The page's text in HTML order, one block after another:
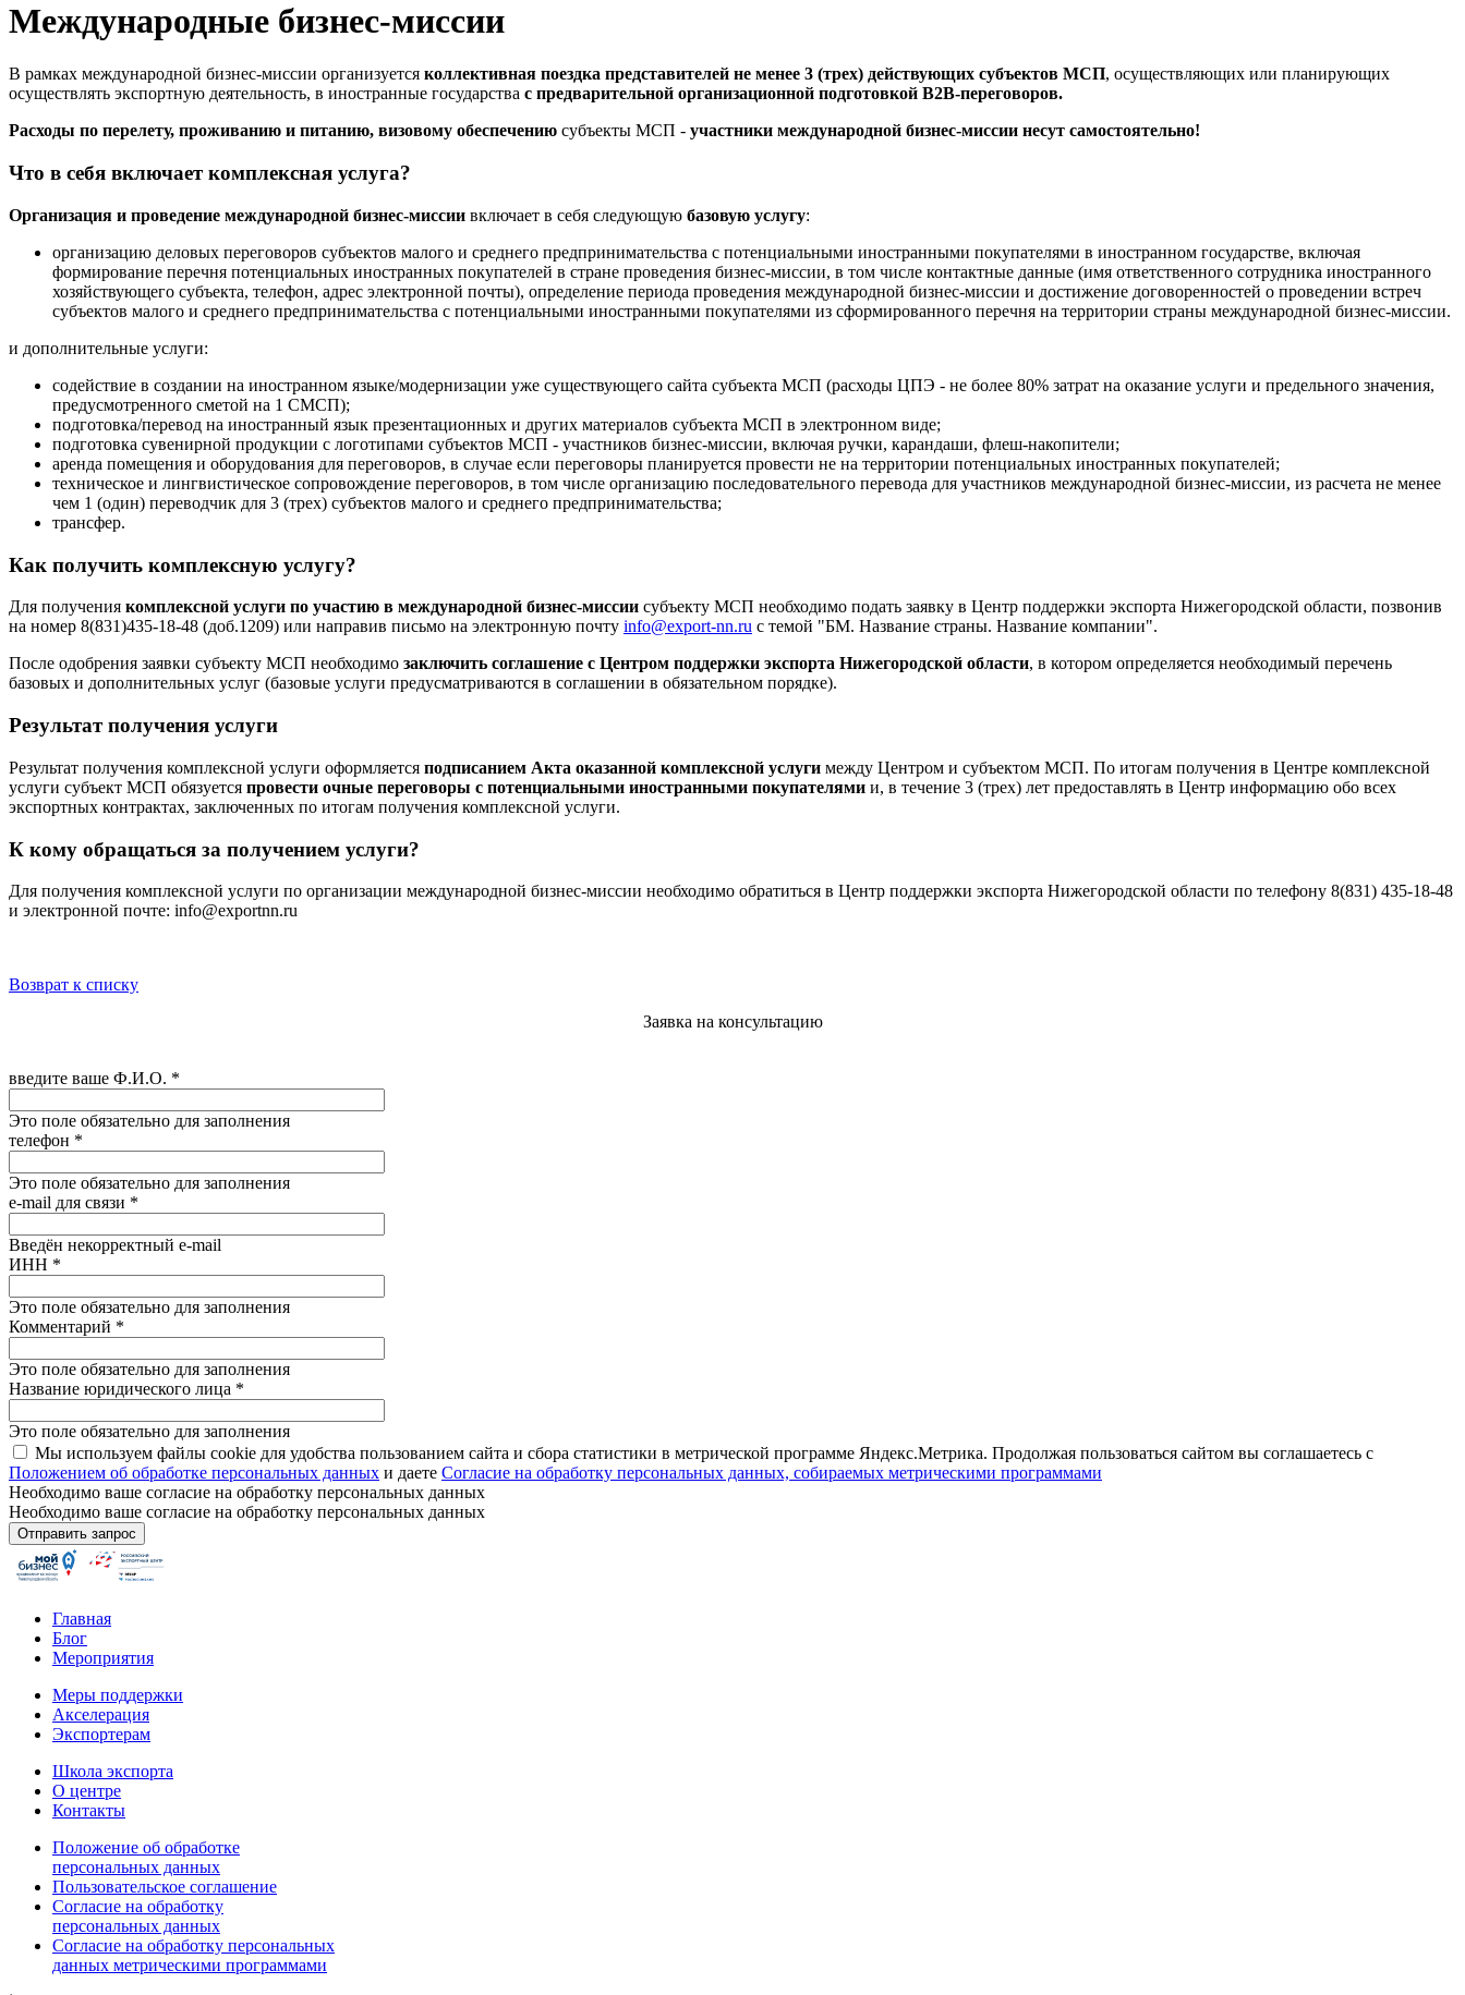
Международные бизнес-миссии
В рамках международной бизнес-миссии организуется коллективная поездка представителей не менее 3 (трех) действующих субъектов МСП, осуществляющих или планирующих
осуществлять экспортную деятельность, в иностранные государства с предварительной организационной подготовкой B2B-переговоров.
Расходы по перелету, проживанию и питанию, визовому обеспечению субъекты МСП - участники международной бизнес-миссии несут самостоятельно!
Что в себя включает комплексная услуга?
Организация и проведение международной бизнес-миссии включает в себя следующую базовую услугу:
организацию деловых переговоров субъектов малого и среднего предпринимательства с потенциальными иностранными покупателями в иностранном государстве, включая
формирование перечня потенциальных иностранных покупателей в стране проведения бизнес-миссии, в том числе контактные данные (имя ответственного сотрудника иностранного
хозяйствующего субъекта, телефон, адрес электронной почты), определение периода проведения международной бизнес-миссии и достижение договоренностей о проведении встреч
субъектов малого и среднего предпринимательства с потенциальными иностранными покупателями из сформированного перечня на территории страны международной бизнес-миссии.
и дополнительные услуги:
содействие в создании на иностранном языке/модернизации уже существующего сайта субъекта МСП (расходы ЦПЭ - не более 80% затрат на оказание услуги и предельного значения,
предусмотренного сметой на 1 СМСП);
подготовка/перевод на иностранный язык презентационных и других материалов субъекта МСП в электронном виде;
подготовка сувенирной продукции с логотипами субъектов МСП - участников бизнес-миссии, включая ручки, карандаши, флеш-накопители;
аренда помещения и оборудования для переговоров, в случае если переговоры планируется провести не на территории потенциальных иностранных покупателей;
техническое и лингвистическое сопровождение переговоров, в том числе организацию последовательного перевода для участников международной бизнес-миссии, из расчета не менее
чем 1 (один) переводчик для 3 (трех) субъектов малого и среднего предпринимательства;
трансфер.
Как получить комплексную услугу?
Для получения комплексной услуги по участию в международной бизнес-миссии субъекту МСП необходимо подать заявку в Центр поддержки экспорта Нижегородской области, позвонив
на номер 8(831)435-18-48 (доб.1209) или направив письмо на электронную почту info@export-nn.ru с темой "БМ. Название страны. Название компании".
После одобрения заявки субъекту МСП необходимо заключить соглашение с Центром поддержки экспорта Нижегородской области, в котором определяется необходимый перечень
базовых и дополнительных услуг (базовые услуги предусматриваются в соглашении в обязательном порядке).
Результат получения услуги
Результат получения комплексной услуги оформляется подписанием Акта оказанной комплексной услуги между Центром и субъектом МСП. По итогам получения в Центре комплексной
услуги субъект МСП обязуется провести очные переговоры с потенциальными иностранными покупателями и, в течение 3 (трех) лет предоставлять в Центр информацию обо всех
экспортных контрактах, заключенных по итогам получения комплексной услуги.
К кому обращаться за получением услуги?
Для получения комплексной услуги по организации международной бизнес-миссии необходимо обратиться в Центр поддержки экспорта Нижегородской области по телефону 8(831) 435-18-48
и электронной почте: info@exportnn.ru
Возврат к списку
Заявка на консультацию
введите ваше Ф.И.О. *
Это поле обязательно для заполнения
телефон *
Это поле обязательно для заполнения
e-mail для связи *
Введён некорректный e-mail
ИНН *
Это поле обязательно для заполнения
Комментарий *
Это поле обязательно для заполнения
Название юридического лица *
Это поле обязательно для заполнения
Мы используем файлы cookie для удобства пользованием сайта и сбора статистики в метрической программе Яндекс.Метрика. Продолжая пользоваться сайтом вы соглашаетесь с
Положением об обработке персональных данных и даете Согласие на обработку персональных данных, собираемых метрическими программами
Необходимо ваше согласие на обработку персональных данных
Необходимо ваше согласие на обработку персональных данных
Главная
Блог
Мероприятия
Меры поддержки
Акселерация
Экспортерам
Школа экспорта
О центре
Контакты
Положение об обработке
персональных данных
Пользовательское соглашение
Согласие на обработку
персональных данных
Согласие на обработку персональных
данных метрическими программами